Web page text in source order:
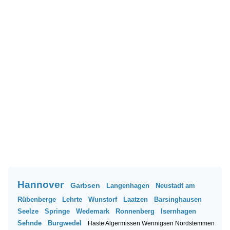
Hannover Garbsen Langenhagen
Neustadt am
Rübenberge
Lehrte Wunstorf Laatzen
Barsinghausen
Seelze
Springe Wedemark Ronnenberg
Isernhagen
Sehnde
Burgwedel Haste Algermissen Wennigsen Nordstemmen